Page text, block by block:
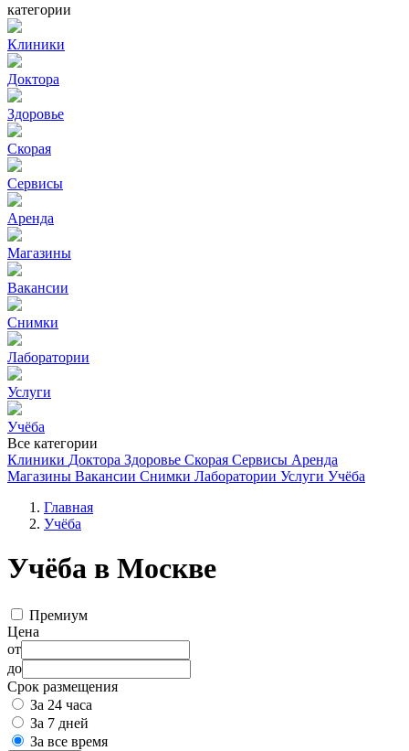
категории
Клиники
Доктора
Здоровье
Скорая
Сервисы
Аренда
Магазины
Вакансии
Снимки
Лаборатории
Услуги
Учёба
Все категории
Клиники Доктора Здоровье Скорая Сервисы Аренда
Магазины Вакансии Снимки Лаборатории Услуги Учёба
Главная
Учёба
Учёба в Москве
Премиум
Цена
от
до
Срок размещения
За 24 часа
За 7 дней
За все время